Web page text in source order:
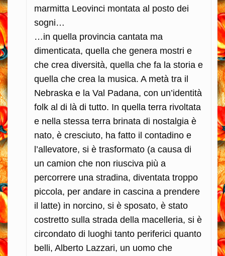
marmitta Leovinci montata al posto dei
sogni…
…in quella provincia cantata ma
dimenticata, quella che genera mostri e
che crea diversità, quella che fa la storia e
quella che crea la musica. A metà tra il
Nebraska e la Val Padana, con un’identità
folk al di là di tutto. In quella terra rivoltata
e nella stessa terra brinata di nostalgia è
nato, è cresciuto, ha fatto il contadino e
l’allevatore, si è trasformato (a causa di
un camion che non riusciva più a
percorrere una stradina, diventata troppo
piccola, per andare in cascina a prendere
il latte) in norcino, si è sposato, è stato
costretto sulla strada della macelleria, si è
circondato di luoghi tanto periferici quanto
belli, Alberto Lazzari, un uomo che